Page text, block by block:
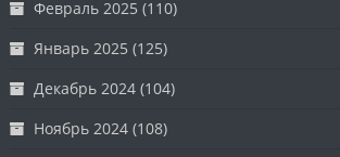
Февраль 2025 (110)
Январь 2025 (125)
Декабрь 2024 (104)
Ноябрь 2024 (108)